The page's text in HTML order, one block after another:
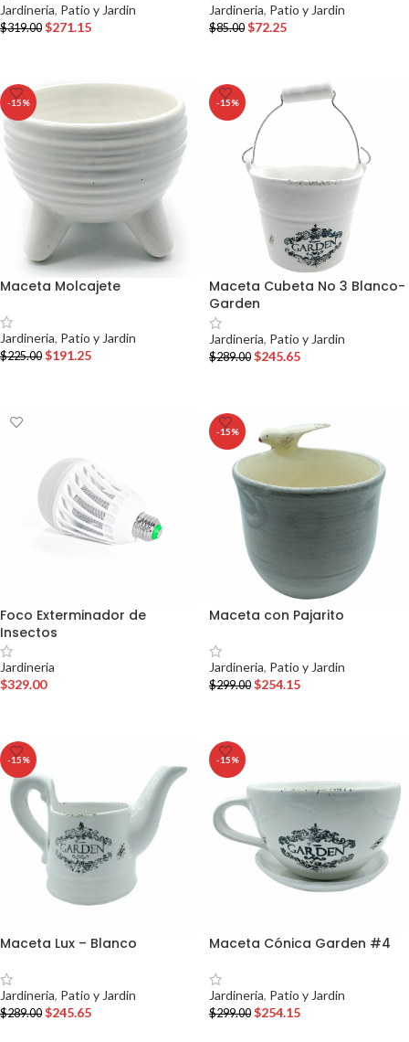
Jardineria, Patio y Jardin
$319.00 $271.15
Jardineria, Patio y Jardin
$85.00 $72.25
-15%
Maceta Molcajete
Jardineria, Patio y Jardin
$225.00 $191.25
-15%
Maceta Cubeta No 3 Blanco-
Garden
Jardineria, Patio y Jardin
$289.00 $245.65
Foco Exterminador de
Insectos
Jardineria
$329.00
-15%
Maceta con Pajarito
Jardineria, Patio y Jardin
$299.00 $254.15
-15%
Maceta Lux – Blanco
Jardineria, Patio y Jardin
$289.00 $245.65
-15%
Maceta Cónica Garden #4
Jardineria, Patio y Jardin
$299.00 $254.15